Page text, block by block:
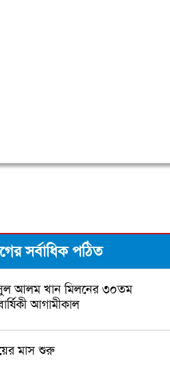
সর্বাধিক পঠিত
আলম খান মিলনের ৩০তম
আগামীকাল
মাস শুরু